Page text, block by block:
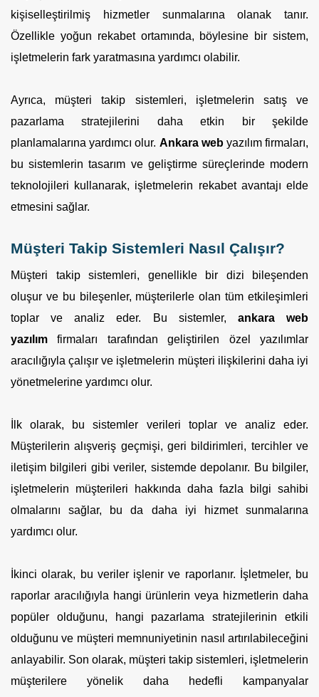
kişiselleştirilmiş hizmetler sunmalarına olanak tanır.
Özellikle yoğun rekabet ortamında, böylesine bir sistem,
işletmelerin fark yaratmasına yardımcı olabilir.
Ayrıca, müşteri takip sistemleri, işletmelerin satış ve
pazarlama stratejilerini daha etkin bir şekilde
planlamalarına yardımcı olur. Ankara webyazılım firmaları,
bu sistemlerin tasarım ve geliştirme süreçlerinde modern
teknolojileri kullanarak, işletmelerin rekabet avantajı elde
etmesini sağlar.
Müşteri Takip Sistemleri Nasıl Çalışır?
Müşteri takip sistemleri, genellikle bir dizi bileşenden
oluşur ve bu bileşenler, müşterilerle olan tüm etkileşimleri
toplar ve analiz eder. Bu sistemler, ankara web
yazılım firmaları tarafından geliştirilen özel yazılımlar
aracılığıyla çalışır ve işletmelerin müşteri ilişkilerini daha iyi
yönetmelerine yardımcı olur.
İlk olarak, bu sistemler verileri toplar ve analiz eder.
Müşterilerin alışveriş geçmişi, geri bildirimleri, tercihler ve
iletişim bilgileri gibi veriler, sistemde depolanır. Bu bilgiler,
işletmelerin müşterileri hakkında daha fazla bilgi sahibi
olmalarını sağlar, bu da daha iyi hizmet sunmalarına
yardımcı olur.
İkinci olarak, bu veriler işlenir ve raporlanır. İşletmeler, bu
raporlar aracılığıyla hangi ürünlerin veya hizmetlerin daha
popüler olduğunu, hangi pazarlama stratejilerinin etkili
olduğunu ve müşteri memnuniyetinin nasıl artırılabileceğini
anlayabilir. Son olarak, müşteri takip sistemleri, işletmelerin
müşterilere yönelik daha hedefli kampanyalar